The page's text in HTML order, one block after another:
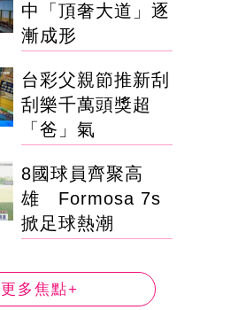
中「頂奢大道」逐
漸成形
台彩父親節推新刮
刮樂千萬頭獎超
「爸」氣
8國球員齊聚高
雄 Formosa 7s
掀足球熱潮
更多焦點+